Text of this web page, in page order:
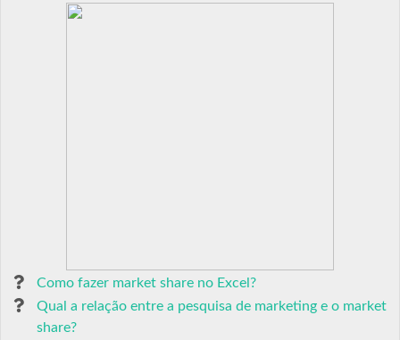
Como fazer market share no Excel?
Qual a relação entre a pesquisa de marketing e o market
share?